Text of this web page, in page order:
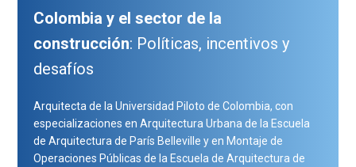
Colombia y el sector de la
construcción: Políticas, incentivos y
desafíos
Arquitecta de la Universidad Piloto de Colombia, con
especializaciones en Arquitectura Urbana de la Escuela
de Arquitectura de París Belleville y en Montaje de
Operaciones Públicas de la Escuela de Arquitectura de